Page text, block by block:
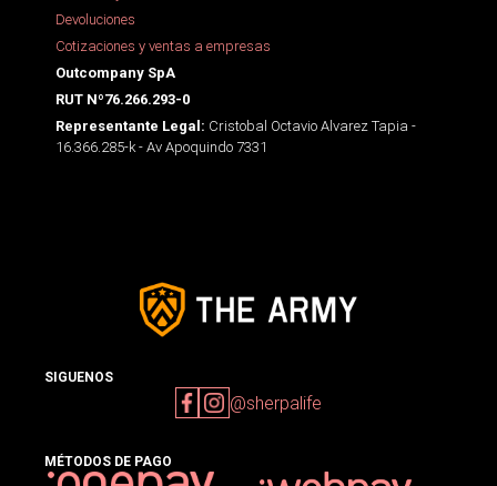
Devoluciones
Cotizaciones y ventas a empresas
Outcompany SpA
RUT Nº76.266.293-0
Representante Legal: Cristobal Octavio Alvarez Tapia -
16.366.285-k - Av Apoquindo 7331
SIGUENOS
@sherpalife
MÉTODOS DE PAGO